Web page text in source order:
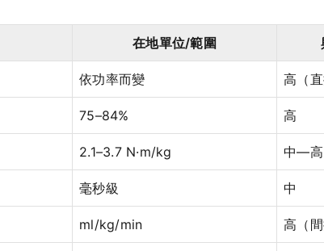
在地單位/範圍
依功率而變 高（直
75–84% 高
2.1–3.7 N·m/kg 中—高
毫秒級 中
ml/kg/min 高（間